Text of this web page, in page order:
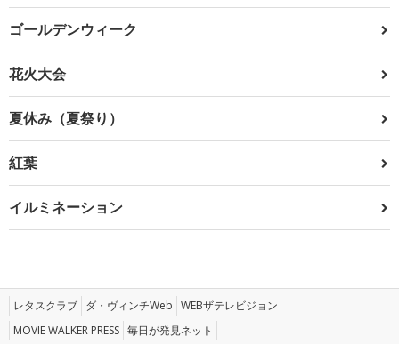
ゴールデンウィーク
花火大会
夏休み（夏祭り）
紅葉
イルミネーション
レタスクラブ ダ・ヴィンチWeb WEBザテレビジョン
MOVIE WALKER PRESS 毎日が発見ネット